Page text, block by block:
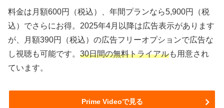
料金は月額600円（税込）、年間プランなら5,900円（税
込）でさらにお得。2025年4月以降は広告表示があります
が、月額390円（税込）の広告フリーオプションで広告な
し視聴も可能です。 30日間の無料トライアルも用意され
ています。
Prime Videoで見る